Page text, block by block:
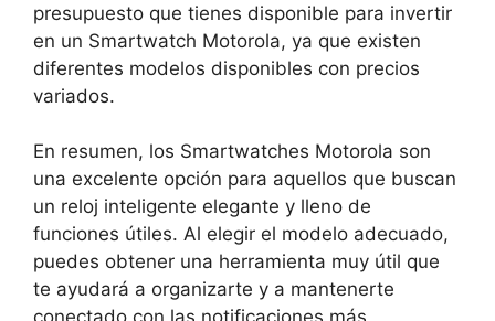
presupuesto que tienes disponible para invertir
en un Smartwatch Motorola, ya que existen
diferentes modelos disponibles con precios
variados.
En resumen, los Smartwatches Motorola son
una excelente opción para aquellos que buscan
un reloj inteligente elegante y lleno de
funciones útiles. Al elegir el modelo adecuado,
puedes obtener una herramienta muy útil que
te ayudará a organizarte y a mantenerte
conectado con las notificaciones más